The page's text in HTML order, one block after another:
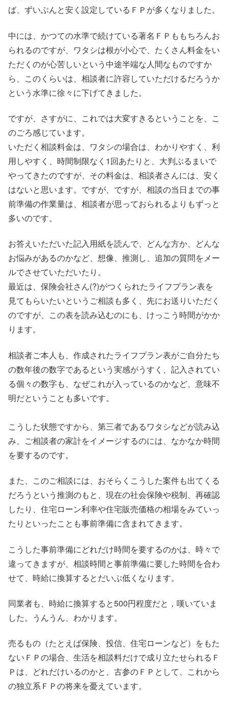
ば、ずいぶんと安く設定しているＦＰが多くなりました。
中には、かつての水準で続けている著名ＦＰももちろんお
られるのですが、ワタシは根が小心で、たくさん料金をい
ただくのが心苦しいという中途半端な人間なものですか
ら、このくらいは、相談者に許容していただけるだろうか
という水準に徐々に下げてきました。
ですが、さすがに、これでは大変すきるということを、こ
のごろ感じています。
いただく相談料金は、ワタシの場合は、わかりやすく、利
用しやすく、時間制限なく1回あたりと、大判ぶるまいで
やってきたのですが、その料金は、相談者さんには、安く
はないと思います。ですが、ですが、相談の当日までの事
前準備の作業量は、相談者が思っておられるよりもずっと
多いのです。
お答えいただいた記入用紙を読んで、どんな方か、どんな
お悩みがあるのかなど、想像、推測し、追加の質問をメー
ルでさせていただいたり。
最近は、保険会社さん(?)がつくられたライフプラン表を
見てもらいたいというご相談も多く、先にお送りいただく
のですが、この表を読み込むのにも、けっこう時間がかか
ります。
相談者ご本人も、作成されたライフプラン表がご自分たち
の数年後の数字であるという実感がうすく、記入されてい
る個々の数字も、なぜこれが入っているのかなど、意味不
明だということも多いです。
こうした状態ですから、第三者であるワタシなどが読み込
み、ご相談者の家計をイメージするのには、なかなか時間
を要するのです。
また、このご相談には、おそらくこうした案件も出てくる
だろうという推測のもと、現在の社会保険や税制、再確認
したり、住宅ローン利率や住宅販売価格の相場をみていっ
たりといったことも事前準備に含まれてきます。
こうした事前準備にどれだけ時間を要するのかは、時々で
違ってきますが、相談時間と事前準備に要した時間を合わ
せて、時給に換算するとだいぶ低くなります。
同業者も、時給に換算すると500円程度だと，嘆いていま
した。うんうん、わかります。
売るもの（たとえば保険、投信、住宅ローンなど）をもた
ないＦＰの場合、生活を相談料だけで成り立たせられるＦ
Ｐは、どれだけいるのかと、古参のＦＰとして、これから
の独立系ＦＰの将来を憂えています。